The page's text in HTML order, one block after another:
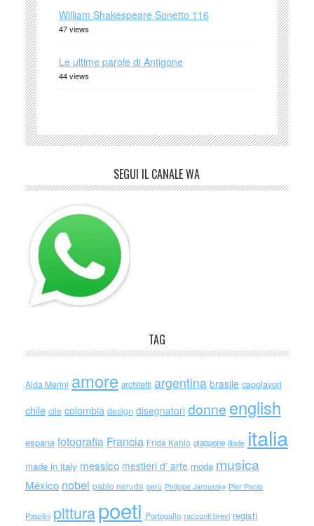
William Shakespeare Sonetto 116
47 views
Le ultime parole di Antigone
44 views
SEGUI IL CANALE WA
TAG
Alda Merini amore architetti argentina brasile capolavori
chile cile colombia design disegnatori donne english
espana fotografia Francia Frida Kahlo giappone iliade italia
made in italy messico mestieri d' arte moda musica
México nobel pablo neruda perù Philippe Jaroussky Pier Paolo
Pasolini pitturapoeti Portogallo racconti brevi registi